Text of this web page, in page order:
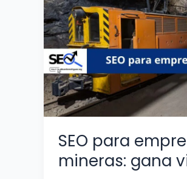
SEO para
mineras: gana
empresas
mineras:
gana
visibilidad